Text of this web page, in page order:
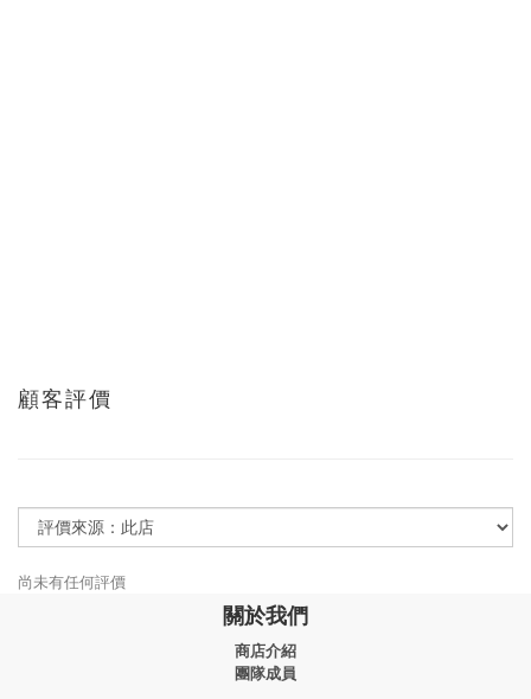
顧客評價
尚未有任何評價
關於我們
商店介紹
團隊成員